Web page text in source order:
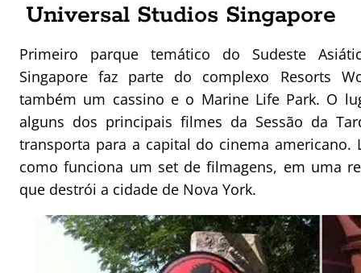
Universal Studios Singapore
Primeiro parque temático do Sudeste
Singapore faz parte do complexo Resorts
também um cassino e o Marine Life Park. O
alguns dos principais filmes da Sessão da
transporta para a capital do cinema americano.
como funciona um set de filmagens, em uma
que destrói a cidade de Nova York.